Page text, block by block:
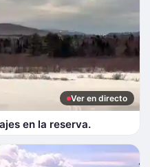
Ver en directo
en la reserva.